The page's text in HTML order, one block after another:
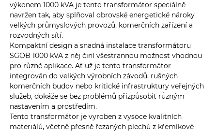
výkonem 1000 kVA je tento transformátor speciálně
navržen tak, aby splňoval obrovské energetické nároky
velkých průmyslových provozů, komerčních zařízení a
rozvodných sítí.
Kompaktní design a snadná instalace transformátoru
SGOB 1000 kVA z něj činí všestrannou možnost vhodnou
pro různé aplikace. Ať už je tento transformátor
integrován do velkých výrobních závodů, rušných
komerčních budov nebo kritické infrastruktury veřejných
služeb, dokáže se bez problémů přizpůsobit různým
nastavením a prostředím.
Tento transformátor je vyroben z vysoce kvalitních
materiálů, včetně přesně řezaných plechů z křemíkové